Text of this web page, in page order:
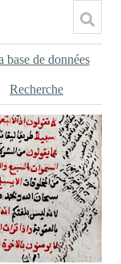
base de données
Recherche